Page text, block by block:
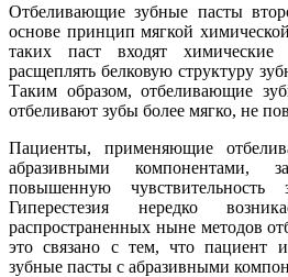
Отбеливающие зубные пасты
основе принцип мягкой
таких паст входят химические
расщеплять белковую структуру
Таким образом, отбеливающие
отбеливают зубы более мягко, не
Пациенты, применяющие
абразивными компонентами,
повышенную чувствительность
Гиперестезия нередко
распространенных ныне методов
это связано с тем, что пациент
зубные пасты с абразивными